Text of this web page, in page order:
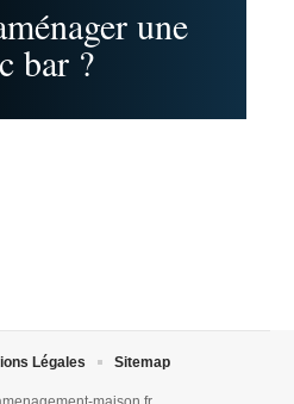
une
bar ?
Légales Sitemap